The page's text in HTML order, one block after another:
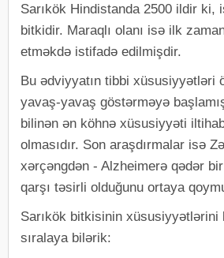
Sarıkök Hindistanda 2500 ildir ki,
bitkidir. Maraqlı olanı isə ilk
etməkdə istifadə edilmişdir.
Bu ədviyyatın tibbi xüsusiyyətləri
yavaş-yavaş göstərməyə
bilinən ən köhnə xüsusiyyəti iltihab
olmasıdır. Son araşdırmalar isə
xərçəngdən - Alzheimerə qədər
qarşı təsirli olduğunu ortaya
Sarıkök bitkisinin xüsusiyyətlərini
sıralaya bilərik: